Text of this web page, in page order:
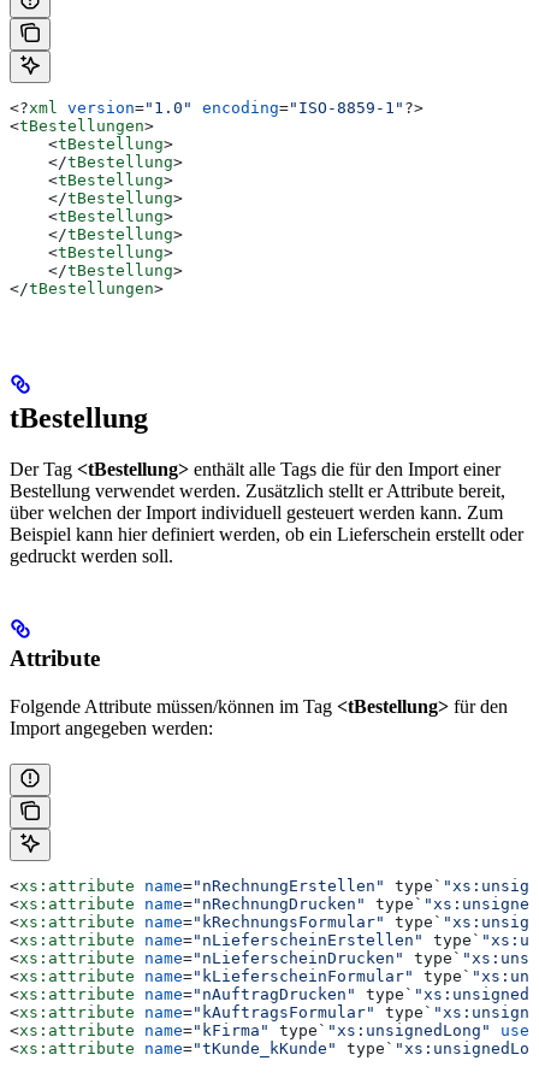
<?xml version="1.0" encoding="ISO-8859-1" ?>
<tBestellungen>
    <
tBestellung>
    </
tBestellung>
    <
tBestellung>
    </
tBestellung>
    <
tBestellung>
    </
tBestellung>
    <
tBestellung>
    </
tBestellung>
</tBestellungen>
tBestellung
Der Tag <tBestellung> enthält alle Tags die für den Import einer
Bestellung verwendet werden. Zusätzlich stellt er Attribute bereit,
über welchen der Import individuell gesteuert werden kann. Zum
Beispiel kann hier definiert werden, ob ein Lieferschein erstellt oder
gedruckt werden soll.
Attribute
Folgende Attribute müssen/können im Tag <tBestellung> für den
Import angegeben werden:
<xs:attribute name="nRechnungErstellen" type`
<xs:attribute name="nRechnungDrucken" type`
<xs:attribute name="kRechnungsFormular" type`
<xs:attribute name="nLieferscheinErstellen" type`
<xs:attribute name="nLieferscheinDrucken" type`
<xs:attribute name="kLieferscheinFormular" type`
<xs:attribute name="nAuftragDrucken" type`
<xs:attribute name="kAuftragsFormular" type`
<xs:attribute name="kFirma" type` "xs:unsignedLong" use
<xs:attribute name="tKunde_kKunde" type`